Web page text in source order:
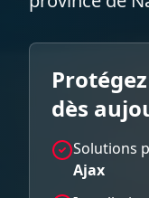
dès
Solutions
Ajax